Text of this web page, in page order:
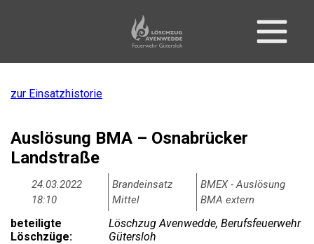
zur Einsatzhistorie
Auslösung BMA – Osnabrücker
Landstraße
24.03.2022
18:10
Brandeinsatz
Mittel
BMEX - Auslösung
BMA extern
beteiligte
Löschzüge:
Löschzug Avenwedde, Berufsfeuerwehr
Gütersloh